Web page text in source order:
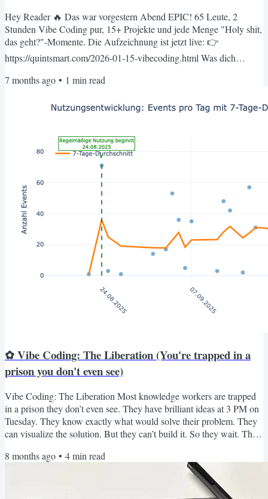
Hey Reader 🔥 Das war vorgestern Abend EPIC! 65 Leute, 2
Stunden Vibe Coding pur, 15+ Projekte und jede Menge "Holy shit,
das geht?"-Momente. Die Aufzeichnung ist jetzt live: 👉
https://quintsmart.com/2026-01-15-vibecoding.html Was dich
Zusammenfassung der wichtigsten Insights ✅ Vollständiges
nochmal reinzuschauen – ich hab selbst beim Nachschauen noch
7 months ago • 1 min read
✿ Vibe Coding: The Liberation (You're trapped in a
prison you don't even see)
Vibe Coding: The Liberation Most knowledge workers are trapped
in a prison they don’t even see. They have brilliant ideas at 3 PM on
Tuesday. They know exactly what would solve their problem. They
can visualize the solution. But they can’t build it. So they wait. They
requests. They navigate political lines and power structures. They
watch their momentum die while someone else decides if their idea
8 months ago • 4min read